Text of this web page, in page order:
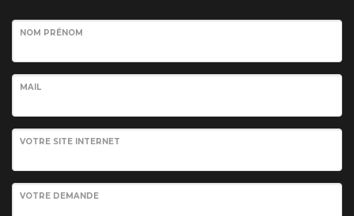
NOM PRÉNOM
MAIL
VOTRE SITE INTERNET
VOTRE DEMANDE